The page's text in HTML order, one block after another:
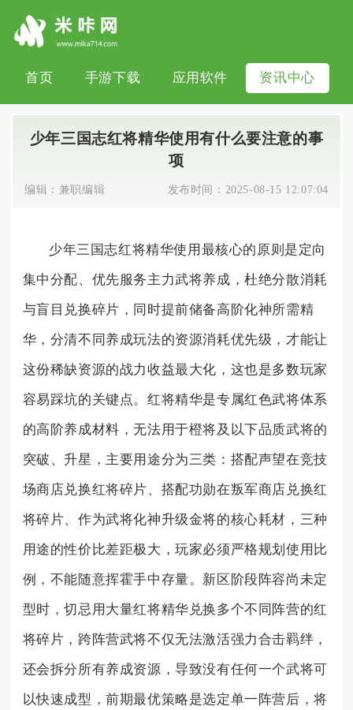
首页 手游下载 应用软件 资讯中心
少年三国志红将精华使用有什么要注意的事
项
编辑： 兼职编辑 发布时间： 2025-08-15 12:07:04
少年三国志红将精华使用最核心的原则是定向
集中分配、优先服务主力武将养成，杜绝分散消耗
与盲目兑换碎片，同时提前储备高阶化神所需精
华，分清不同养成玩法的资源消耗优先级，才能让
这份稀缺资源的战力收益最大化，这也是多数玩家
容易踩坑的关键点。红将精华是专属红色武将体系
的高阶养成材料，无法用于橙将及以下品质武将的
突破、升星，主要用途分为三类：搭配声望在竞技
场商店兑换红将碎片、搭配功勋在叛军商店兑换红
将碎片、作为武将化神升级金将的核心耗材，三种
用途的性价比差距极大，玩家必须严格规划使用比
例，不能随意挥霍手中存量。新区阶段阵容尚未定
型时，切忌用大量红将精华兑换多个不同阵营的红
将碎片，跨阵营武将不仅无法激活强力合击羁绊，
还会拆分所有养成资源，导致没有任何一个武将可
以快速成型，前期最优策略是选定单一阵营后，将